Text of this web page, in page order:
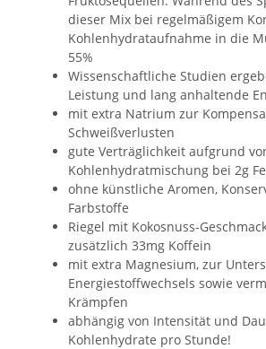
dieser Mix bei regelmäßigem
Kohlenhydrataufnahme in die
55%
Wissenschaftliche Studien
Leistung und lang anhaltende
mit extra Natrium zur
Schweißverlusten
gute Verträglichkeit aufgrund
Kohlenhydratmischung bei 2g
ohne künstliche Aromen,
Farbstoffe
Riegel mit Kokosnuss-
zusätzlich 33mg Koffein
mit extra Magnesium, zur
Energiestoffwechsels sowie
Krämpfen
abhängig von Intensität und
Kohlenhydrate pro Stunde!